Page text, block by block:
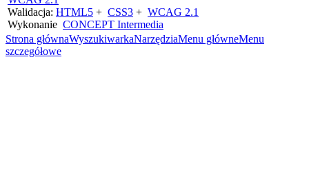
Walidacja: HTML5 + CSS3 + WCAG 2.1
Wykonanie CONCEPT Intermedia
Strona głównaWyszukiwarkaNarzędziaMenu główneMenu
szczegółowe